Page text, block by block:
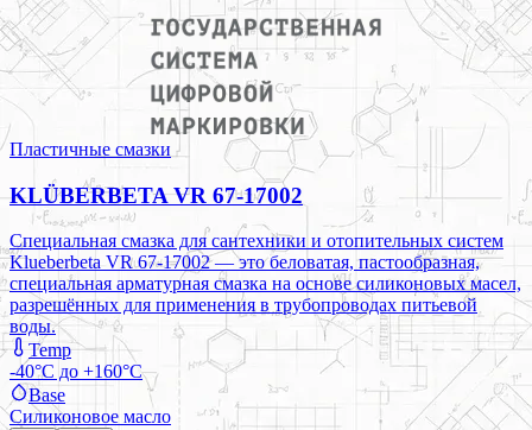
Пластичные смазки
KLÜBERBETA VR 67-17002
Специальная смазка для сантехники и отопительных систем
Klueberbeta VR 67-17002 — это беловатая, пастообразная,
специальная арматурная смазка на основе силиконовых масел,
разрешённых для применения в трубопроводах питьевой
воды.
Temp
-40°C до +160°C
Base
Силиконовое масло